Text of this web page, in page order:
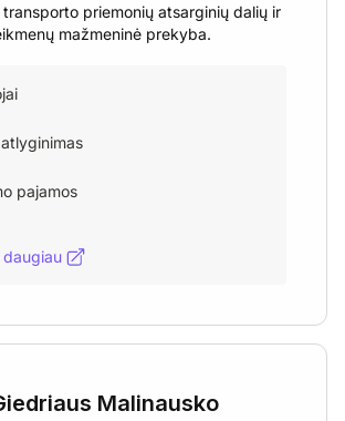
priemonių atsarginių dalių ir
mažmeninė prekyba.
pajamos
Malinausko